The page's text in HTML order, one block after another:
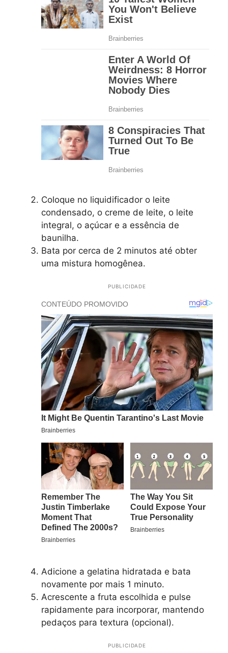
Coloque no liquidificador o leite
condensado, o creme de leite, o leite
integral, o açúcar e a essência de
baunilha.
Bata por cerca de 2 minutos até obter
uma mistura homogênea.
PUBLICIDADE
Adicione a gelatina hidratada e bata
novamente por mais 1 minuto.
Acrescente a fruta escolhida e pulse
rapidamente para incorporar, mantendo
pedaços para textura (opcional).
PUBLICIDADE